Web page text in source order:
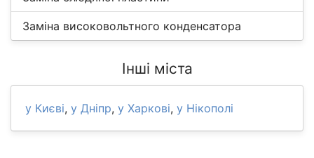
Заміна високовольтного конденсатора
Інші міста
у Києві, у Дніпр, у Харкові, у Нікополі